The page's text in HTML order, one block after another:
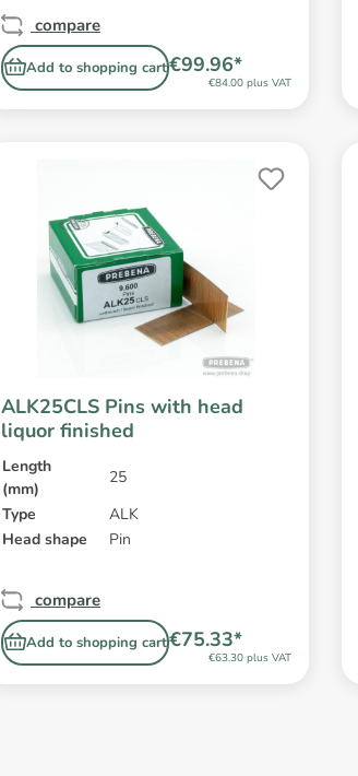
Add to shopping cart
compare
€84.00 plus VAT
€99.96*
ALK25CLS Pins with head
liquor finished
Length
(mm)
25
Type
ALK
Head shape
Pin
Add to shopping cart
compare
€63.30 plus VAT
€75.33*